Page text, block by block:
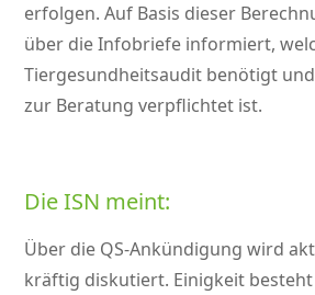
erfolgen. Auf Basis dieser
über die Infobriefe informiert,
Tiergesundheitsaudit benötigt
zur Beratung verpflichtet ist.
Die ISN meint:
Über die QS-Ankündigung wird
kräftig diskutiert. Einigkeit besteht